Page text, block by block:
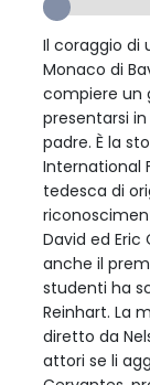
Il coraggio di
Monaco di
compiere un
presentarsi
padre. È la
International
tedesca di
David ed Eric
anche il
studenti ha
Reinhart. La
diretto da
attori se li